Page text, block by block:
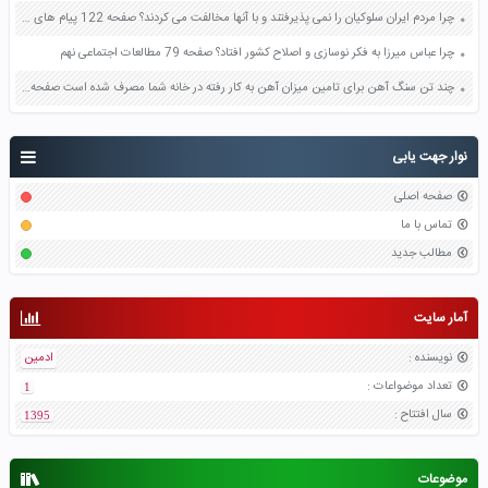
نوار جهت یابی
صفحه اصلی
تماس با ما
مطالب جدید
آمار سایت
نویسنده :
ادمین
تعداد موضواعات :
1
سال افتتاح :
1395
موضوعات
چرا مردم ایران سلوکیان را نمی پذیرفتند و با آنها مخالفت می کردند؟ صفحه 122 پیام های آسمان هفتم
چرا عباس میرزا به فکر نوسازی و اصلاح کشور افتاد؟ صفحه 79 مطالعات اجتماعی نهم
چند تن سنگ آهن برای تامین میزان آهن به کار رفته در خانه شما مصرف شده است صفحه 37 علوم هفتم